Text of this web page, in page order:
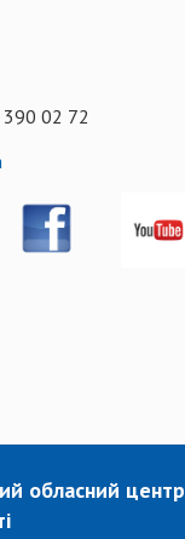
02 72
обласний центр